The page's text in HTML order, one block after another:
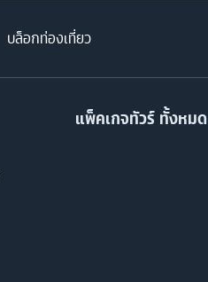
บล็อกท่องเที่ยว
แพ็คเกจทัวร์ ทั้งหมด